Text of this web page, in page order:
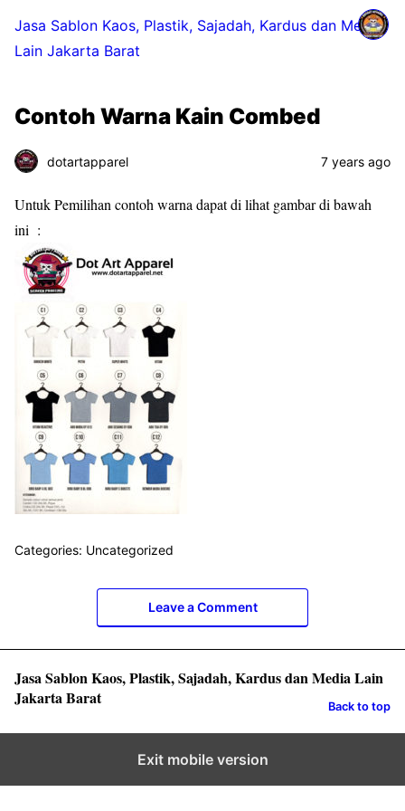
Jasa Sablon Kaos, Plastik, Sajadah, Kardus dan Media
Lain Jakarta Barat
Contoh Warna Kain Combed
dotartapparel 7 years ago
Untuk Pemilihan contoh warna dapat di lihat gambar di bawah
ini :
Categories: Uncategorized
Leave a Comment
Jasa Sablon Kaos, Plastik, Sajadah, Kardus dan Media Lain
Jakarta Barat
Back to top
Exit mobile version